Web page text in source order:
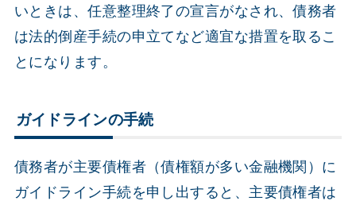
いときは、任意整理終了の宣言がなされ、債務者
は法的倒産手続の申立てなど適宜な措置を取るこ
とになります。
ガイドラインの手続
債務者が主要債権者（債権額が多い金融機関）に
ガイドライン手続を申し出すると、主要債権者は